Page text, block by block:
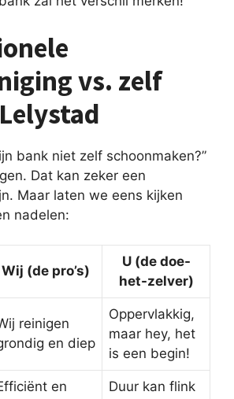
vs. zelf
bank niet zelf schoonmaken?”
Dat kan zeker een
Maar laten we eens kijken
nadelen:
Wij (de pro’s)
U (de doe-
het-zelver)
reinigen
en diep
Oppervlakkig,
maar hey, het
is een begin!
en
Duur kan flink